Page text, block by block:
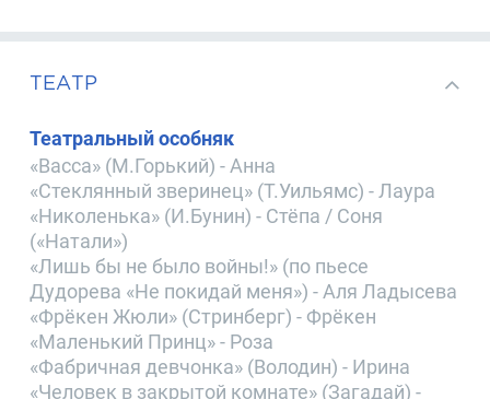
ТЕАТР
Театральный особняк
«Васса» (М.Горький) - Анна
«Стеклянный зверинец» (Т.Уильямс) - Лаура
«Николенька» (И.Бунин) - Стёпа / Соня
(«Натали»)
«Лишь бы не было войны!» (по пьесе
Дудорева «Не покидай меня») - Аля Ладысева
«Фрёкен Жюли» (Стринберг) - Фрёкен
«Маленький Принц» - Роза
«Фабричная девчонка» (Володин) - Ирина
«Человек в закрытой комнате» (Загадай) -